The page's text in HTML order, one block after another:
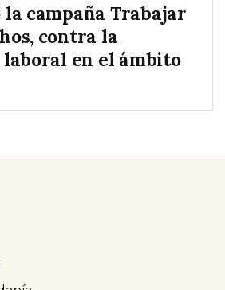
la campaña Trabajar
contra la
en el ámbito